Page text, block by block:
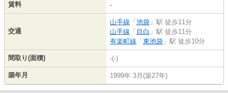
賃料 -
交通
山手線 「 池袋 」駅 徒歩11分
山手線 「 目白 」駅 徒歩11分
有楽町線 「 東池袋 」駅 徒歩10分
間取り(面積) -(-)
築年月 1999年 3月(築27年)